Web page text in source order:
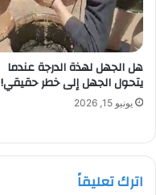
هل الجهل لهذة الدرجة عندما
يتحول الجهل إلى خطر حقيقي!
يونيو 15, 2026
اترك تعليقاً